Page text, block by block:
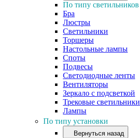
По типу светильников
Бра
Люстры
Светильники
Торшеры
Настольные лампы
Споты
Подвесы
Светодиодные ленты
Вентиляторы
Зеркало с подсветкой
Трековые светильники
Лампы
По типу установки
Вернуться назад